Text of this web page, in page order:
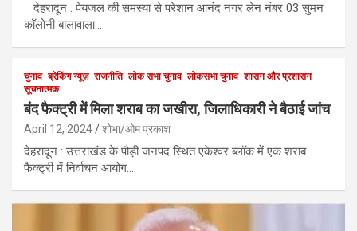
देहरादून : पेयजल की समस्या से परेशान आनंद नगर लेन नंबर 03 सुमन
कॉलोनी बालावाला…
चुनाव ब्रेकिंग न्यूज़ राजनीति लोक सभा चुनाव लोकसभा चुनाव शासन और प्रशासन
सूचनात्मक
बंद फैक्ट्री में मिला शराब का जखीरा, जिलाधिकारी ने बैठाई जांच
April 12, 2024 शोभा/ओम प्रकाश
देहरादून : उत्तराखंड के पौड़ी जनपद स्थित एकेश्वर ब्लॉक में एक शराब
फैक्ट्री में निर्वाचन आयोग…